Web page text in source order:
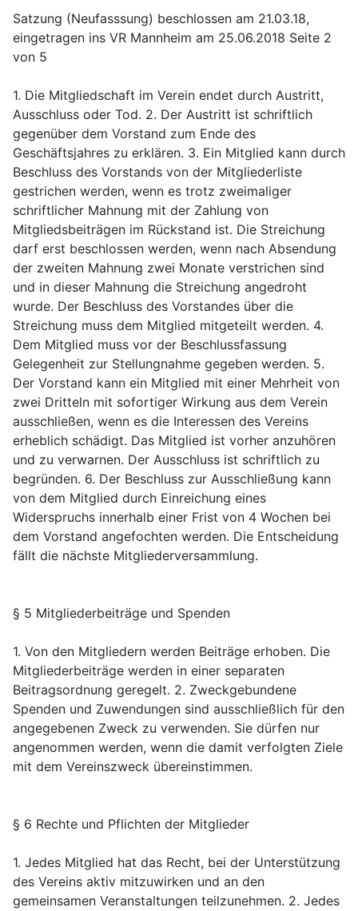
Satzung (Neufasssung) beschlossen am 21.03.18,
eingetragen ins VR Mannheim am 25.06.2018 Seite 2
von 5
1. Die Mitgliedschaft im Verein endet durch Austritt,
Ausschluss oder Tod. 2. Der Austritt ist schriftlich
gegenüber dem Vorstand zum Ende des
Geschäftsjahres zu erklären. 3. Ein Mitglied kann durch
Beschluss des Vorstands von der Mitgliederliste
gestrichen werden, wenn es trotz zweimaliger
schriftlicher Mahnung mit der Zahlung von
Mitgliedsbeiträgen im Rückstand ist. Die Streichung
darf erst beschlossen werden, wenn nach Absendung
der zweiten Mahnung zwei Monate verstrichen sind
und in dieser Mahnung die Streichung angedroht
wurde. Der Beschluss des Vorstandes über die
Streichung muss dem Mitglied mitgeteilt werden. 4.
Dem Mitglied muss vor der Beschlussfassung
Gelegenheit zur Stellungnahme gegeben werden. 5.
Der Vorstand kann ein Mitglied mit einer Mehrheit von
zwei Dritteln mit sofortiger Wirkung aus dem Verein
ausschließen, wenn es die Interessen des Vereins
erheblich schädigt. Das Mitglied ist vorher anzuhören
und zu verwarnen. Der Ausschluss ist schriftlich zu
begründen. 6. Der Beschluss zur Ausschließung kann
von dem Mitglied durch Einreichung eines
Widerspruchs innerhalb einer Frist von 4 Wochen bei
dem Vorstand angefochten werden. Die Entscheidung
fällt die nächste Mitgliederversammlung.
§ 5 Mitgliederbeiträge und Spenden
1. Von den Mitgliedern werden Beiträge erhoben. Die
Mitgliederbeiträge werden in einer separaten
Beitragsordnung geregelt. 2. Zweckgebundene
Spenden und Zuwendungen sind ausschließlich für den
angegebenen Zweck zu verwenden. Sie dürfen nur
angenommen werden, wenn die damit verfolgten Ziele
mit dem Vereinszweck übereinstimmen.
§ 6 Rechte und Pflichten der Mitglieder
1. Jedes Mitglied hat das Recht, bei der Unterstützung
des Vereins aktiv mitzuwirken und an den
gemeinsamen Veranstaltungen teilzunehmen. 2. Jedes